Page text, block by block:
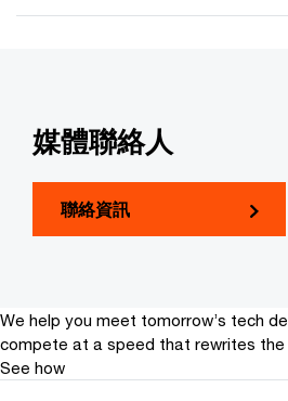
媒體聯絡人
聯絡資訊
We help you meet tomorrow’s tech
compete at a speed that rewrites the
See how